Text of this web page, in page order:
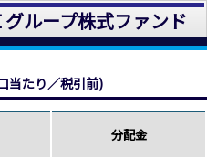
ループ株式ファンド
当たり／税引前)
分配金